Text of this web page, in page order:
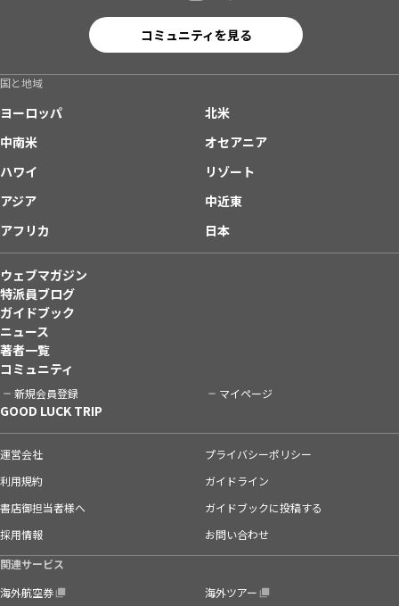
コミュニティを見る
国と地域
ヨーロッパ
北米
中南米
オセアニア
ハワイ
リゾート
アジア
中近東
アフリカ
日本
ウェブマガジン
特派員ブログ
ガイドブック
ニュース
著者一覧
コミュニティ
新規会員登録 マイページ
GOOD LUCK TRIP
運営会社
プライバシーポリシー
利用規約
ガイドライン
書店御担当者様へ
ガイドブックに投稿する
採用情報
お問い合わせ
関連サービス
海外航空券
海外ツアー